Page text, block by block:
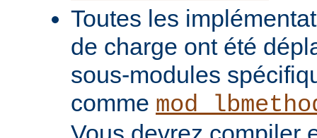
Toutes les
de charge ont été
sous-modules
comme